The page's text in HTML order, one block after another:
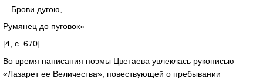
…Брови дугою,
Румянец до пуговок»
[4, с. 670].
Во время написания поэмы Цветаева увлеклась рукописью
«Лазарет ее Величества», повествующей о пребывании